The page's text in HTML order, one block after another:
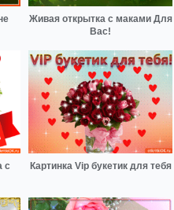
Живая открытка с маками Для
Вас!
с Картинка Vip букетик для тебя